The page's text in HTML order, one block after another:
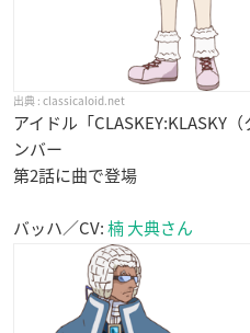
classicaloid.net
アイドル「CLASKEY:KLASKY
ンバー
第2話に曲で登場
バッハ／CV:楠 大典さん